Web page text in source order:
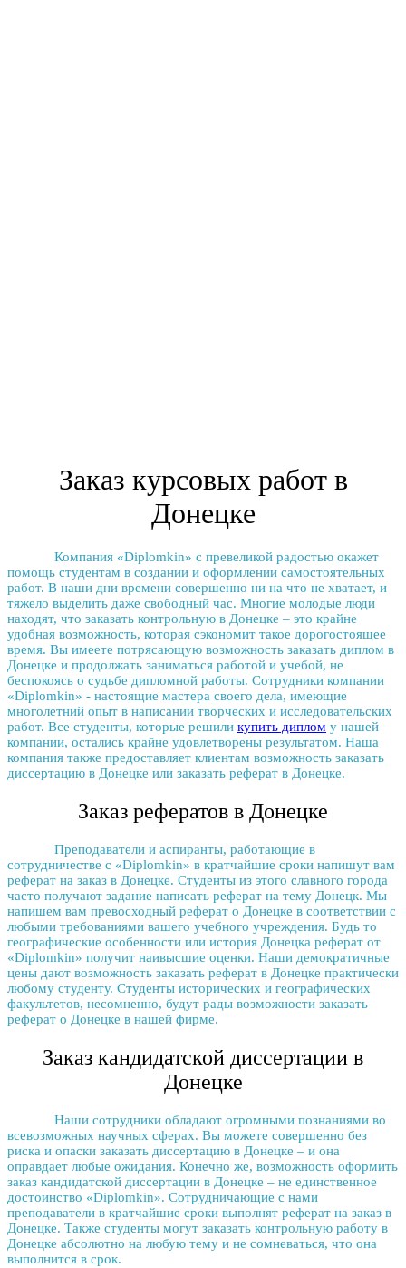
Заказ курсовых работ в
Донецке
Компания «Diplomkin» с превеликой радостью окажет
помощь студентам в создании и оформлении самостоятельных
работ. В наши дни времени совершенно ни на что не хватает, и
тяжело выделить даже свободный час. Многие молодые люди
находят, что заказать контрольную в Донецке – это крайне
удобная возможность, которая сэкономит такое дорогостоящее
время. Вы имеете потрясающую возможность заказать диплом в
Донецке и продолжать заниматься работой и учебой, не
беспокоясь о судьбе дипломной работы. Сотрудники компании
«Diplomkin» - настоящие мастера своего дела, имеющие
многолетний опыт в написании творческих и исследовательских
работ. Все студенты, которые решили купить диплом у нашей
компании, остались крайне удовлетворены результатом. Наша
компания также предоставляет клиентам возможность заказать
диссертацию в Донецке или заказать реферат в Донецке.
Заказ рефератов в Донецке
Преподаватели и аспиранты, работающие в
сотрудничестве с «Diplomkin» в кратчайшие сроки напишут вам
реферат на заказ в Донецке. Студенты из этого славного города
часто получают задание написать реферат на тему Донецк. Мы
напишем вам превосходный реферат о Донецке в соответствии с
любыми требованиями вашего учебного учреждения. Будь то
географические особенности или история Донецка реферат от
«Diplomkin» получит наивысшие оценки. Наши демократичные
цены дают возможность заказать реферат в Донецке практически
любому студенту. Студенты исторических и географических
факультетов, несомненно, будут рады возможности заказать
реферат о Донецке в нашей фирме.
Заказ кандидатской диссертации в
Донецке
Наши сотрудники обладают огромными познаниями во
всевозможных научных сферах. Вы можете совершенно без
риска и опаски заказать диссертацию в Донецке – и она
оправдает любые ожидания. Конечно же, возможность оформить
заказ кандидатской диссертации в Донецке – не единственное
достоинство «Diplomkin». Сотрудничающие с нами
преподаватели в кратчайшие сроки выполнят реферат на заказ в
Донецке. Также студенты могут заказать контрольную работу в
Донецке абсолютно на любую тему и не сомневаться, что она
выполнится в срок.